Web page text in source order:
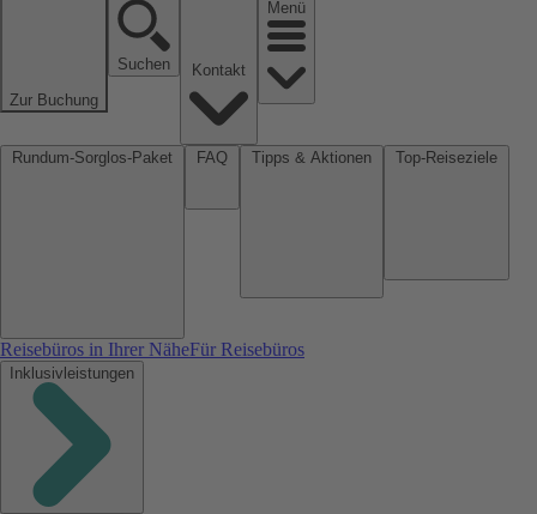
Zur Buchung
Suchen
Menü
Reisebüros in Ihrer NäheFür Reisebüros
Inklusivleistungen